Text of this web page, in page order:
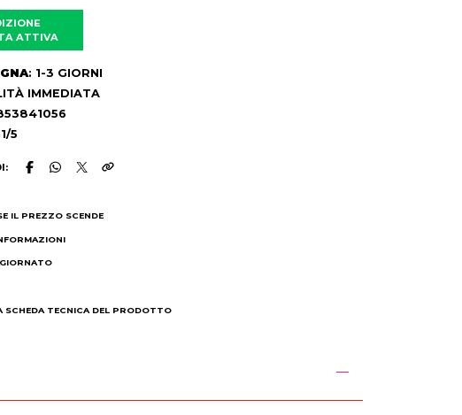
ATTIVA
: 1-3 GIORNI
IMMEDIATA
5
IL PREZZO SCENDE
SCHEDA TECNICA DEL PRODOTTO